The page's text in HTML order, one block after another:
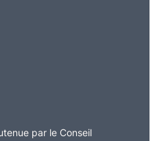
par le Conseil